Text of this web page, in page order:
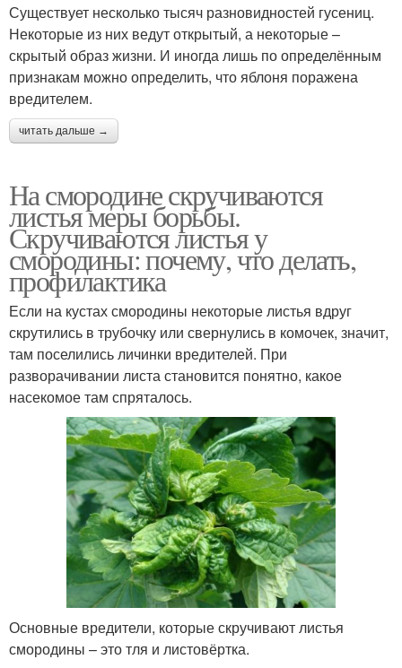
Существует несколько тысяч разновидностей гусениц.
Некоторые из них ведут открытый, а некоторые –
скрытый образ жизни. И иногда лишь по определённым
признакам можно определить, что яблоня поражена
вредителем.
читать дальше →
На смородине скручиваются
листья меры борьбы.
Скручиваются листья у
смородины: почему, что делать,
профилактика
Если на кустах смородины некоторые листья вдруг
скрутились в трубочку или свернулись в комочек, значит,
там поселились личинки вредителей. При
разворачивании листа становится понятно, какое
насекомое там спряталось.
Основные вредители, которые скручивают листья
смородины – это тля и листовёртка.